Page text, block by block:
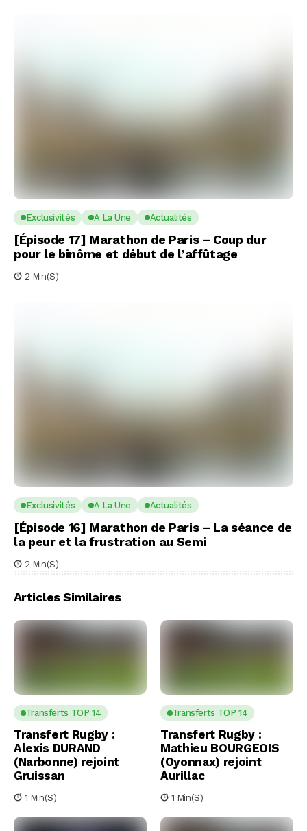
Exclusivités A La Une Actualités
[Épisode 17] Marathon de Paris – Coup dur
pour le binôme et début de l’affûtage
2 Min(s)
Exclusivités A La Une Actualités
[Épisode 16] Marathon de Paris – La séance de
la peur et la frustration au Semi
2 Min(s)
Articles Similaires
Transferts TOP 14
Transfert Rugby :
Alexis DURAND
(Narbonne) rejoint
Gruissan
1 Min(s)
Transferts TOP 14
Transfert Rugby :
Mathieu BOURGEOIS
(Oyonnax) rejoint
Aurillac
1 Min(s)